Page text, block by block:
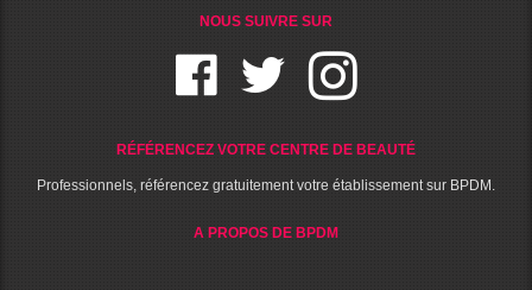
NOUS SUIVRE SUR
RÉFÉRENCEZ VOTRE CENTRE DE BEAUTÉ
Professionnels, référencez gratuitement votre établissement sur BPDM.
A PROPOS DE BPDM